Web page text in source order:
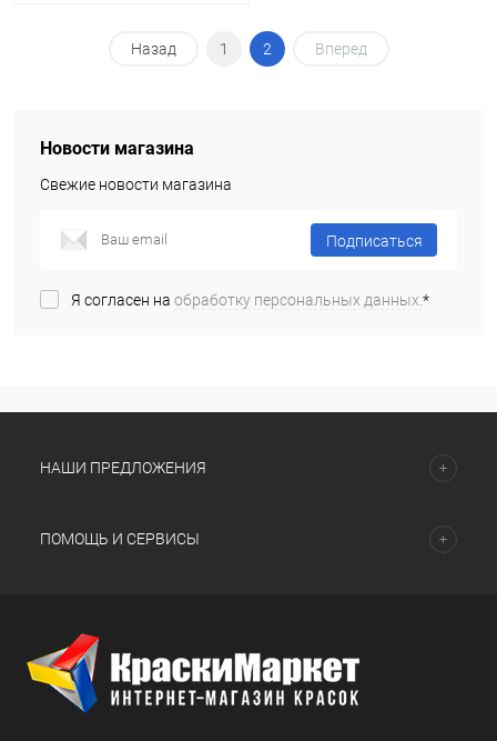
Назад 1 2 Вперед
Новости магазина
Свежие новости магазина
Подписаться
Я согласен на обработку персональных данных.*
НАШИ ПРЕДЛОЖЕНИЯ
ПОМОЩЬ И СЕРВИСЫ